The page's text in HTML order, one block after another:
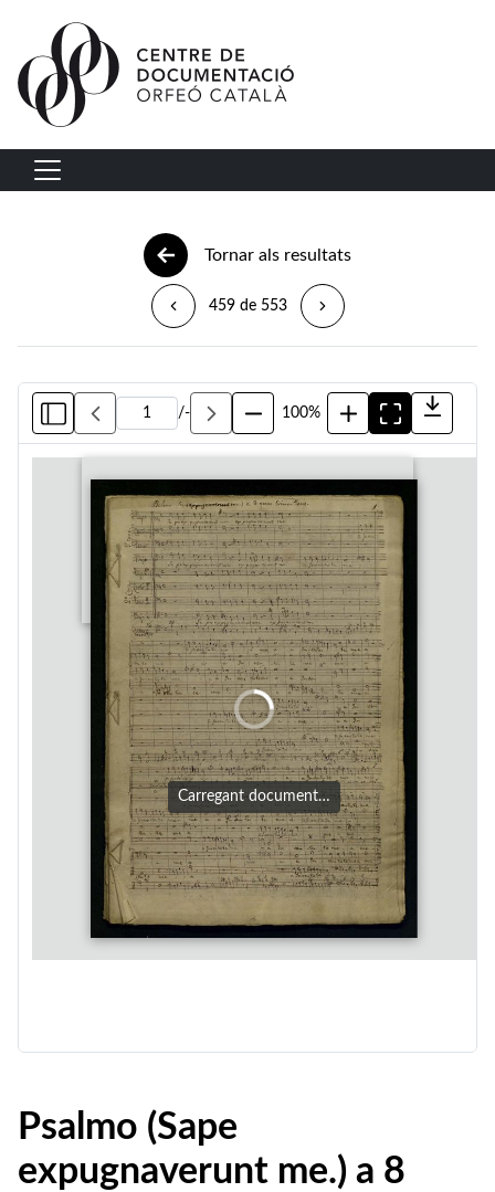
Vés al contingut
Navegació principal
Tornar als resultats
459 de 553
/- 100%
Carregant document…
Psalmo (Sape
expugnaverunt me.) a 8